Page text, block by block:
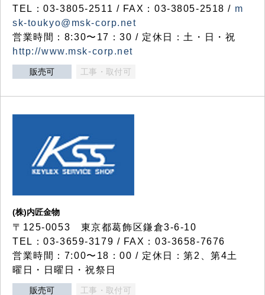
TEL：03-3805-2511 / FAX：03-3805-2518 / m
sk-toukyo@msk-corp.net
営業時間：8:30〜17：30 / 定休日：土・日・祝
http://www.msk-corp.net
販売可 工事・取付可
(株)内匠金物
〒125-0053 東京都葛飾区鎌倉3-6-10
TEL：03-3659-3179 / FAX：03-3658-7676
営業時間：7:00〜18：00 / 定休日：第2、第4土
曜日・日曜日・祝祭日
販売可 工事・取付可